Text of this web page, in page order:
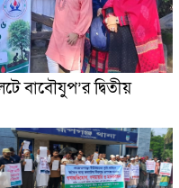
বাবৌযুপ’র দ্বিতীয়